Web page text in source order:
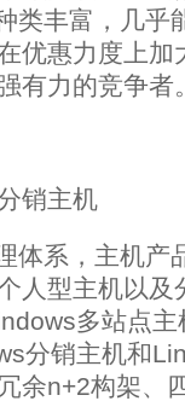
类丰富，几乎
优惠力度上加
有力的竞争者
销主机
体系，主机产
人型主机以及
多站点
分销主机和
余n+2构架、